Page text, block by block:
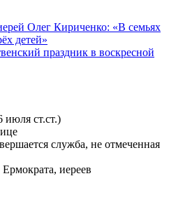
Олег Кириченко: «В семьях
детей»
праздник в воскресной
июля ст.ст.)
иереев